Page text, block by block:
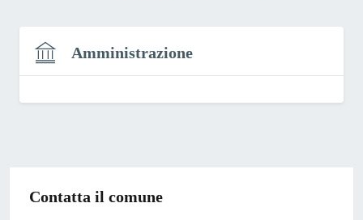
Amministrazione
Contatta il comune